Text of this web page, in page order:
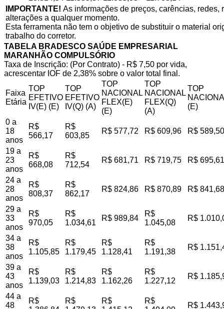
IMPORTANTE! As informações de preços, carências,
alterações a qualquer momento.
Esta ferramenta não tem o objetivo de substituir o material
trabalho do corretor.
TABELA BRADESCO SAÚDE EMPRESARIAL
MARANHÃO COMPULSÓRIO
Taxa de Inscrição: (Por Contrato) - R$ 7,50 por vida,
acrescentar IOF de 2,38% sobre o valor total final.
Faixa
Etária
TOP
EFETIVO
IV(E) (E)
TOP
EFETIVO
IV(Q) (A)
TOP
NACIONAL
FLEX(E)
(E)
TOP
NACIONAL
FLEX(Q)
(A)
TOP
(E)
0 a
18
anos
R$
566,17
R$
603,85
R$ 577,72 R$ 609,96 R$ 589,50
19 a
23
anos
R$
668,08
R$
712,54
R$ 681,71 R$ 719,75 R$ 695,61
24 a
28
anos
R$
808,37
R$
862,17
R$ 824,86 R$ 870,89 R$ 841,68
29 a
33
anos
R$
970,05
R$
1.034,61
R$ 989,84
R$
1.045,08
R$
34 a
38
anos
R$
1.105,85
R$
1.179,45
R$
1.128,41
R$
1.191,38
R$
39 a
43
anos
R$
1.139,03
R$
1.214,83
R$
1.162,26
R$
1.227,12
R$
44 a
48
R$
R$
R$
R$
R$